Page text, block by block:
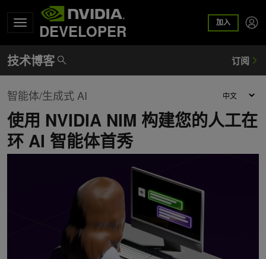
DEVELOPER 加入
智能体/生成式 AI
使用 NVIDIA NIM 构建您的人工在
环 AI 智能体首秀